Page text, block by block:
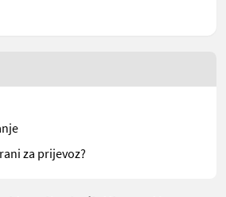
za prijevoz?